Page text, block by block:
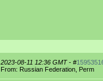
2023-08-11 12:36 GMT- #
From: Russian Federation, Perm